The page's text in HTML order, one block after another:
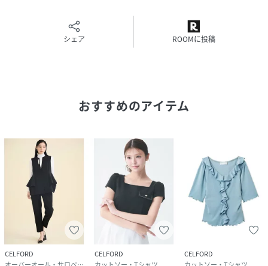
商品の色味は、商品単品画像をご参照下さい。
レディース
素材
表地:綿100%/別布:【袖部分】ポリエステル
サイズ 36[59]、38[61]
品番
RN0547_CWCT262018
CWCT262018-L8-48 RN0547
シェア ROOMに投稿
おすすめのアイテム
CELFORD
CELFORD
CELFORD